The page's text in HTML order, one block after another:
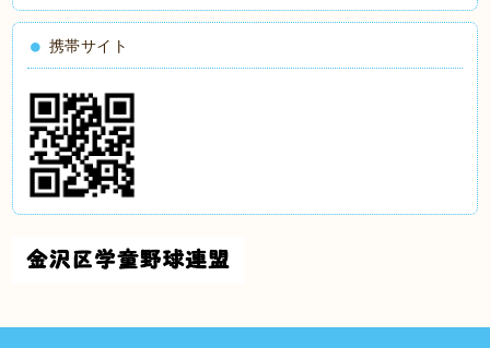
携帯サイト